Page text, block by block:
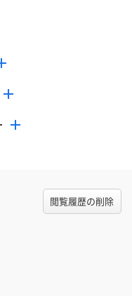
閲覧履歴の削除